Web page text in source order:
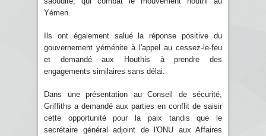
Yémen.
Ils ont également salué la réponse positive du
gouvernement yéménite à l'appel au cessez-le-feu
et demandé aux Houthis à prendre des
engagements similaires sans délai.
Dans une présentation au Conseil de sécurité,
Griffiths a demandé aux parties en conflit de saisir
cette opportunité pour la paix tandis que le
secrétaire général adjoint de l'ONU aux Affaires